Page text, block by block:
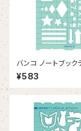
バンコ ノートブックテンプレー
ト ベーシック
¥583